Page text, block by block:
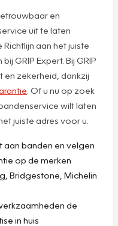
en
uit te laten
aan het juiste
GRIP Expert. Bij GRIP
en zekerheid, dankzij
. Of u nu op zoek
wilt laten
juiste adres voor u.
aan banden en velgen
op de merken
Bridgestone, Michelin
de
in huis